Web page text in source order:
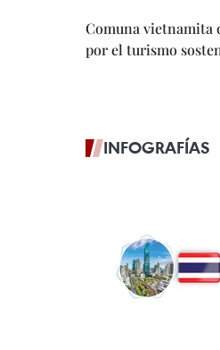
Comuna vietnamita
por el turismo
INFOGRAFÍAS